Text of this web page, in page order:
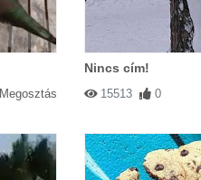
Megosztás
Nincs cím!
15513 0